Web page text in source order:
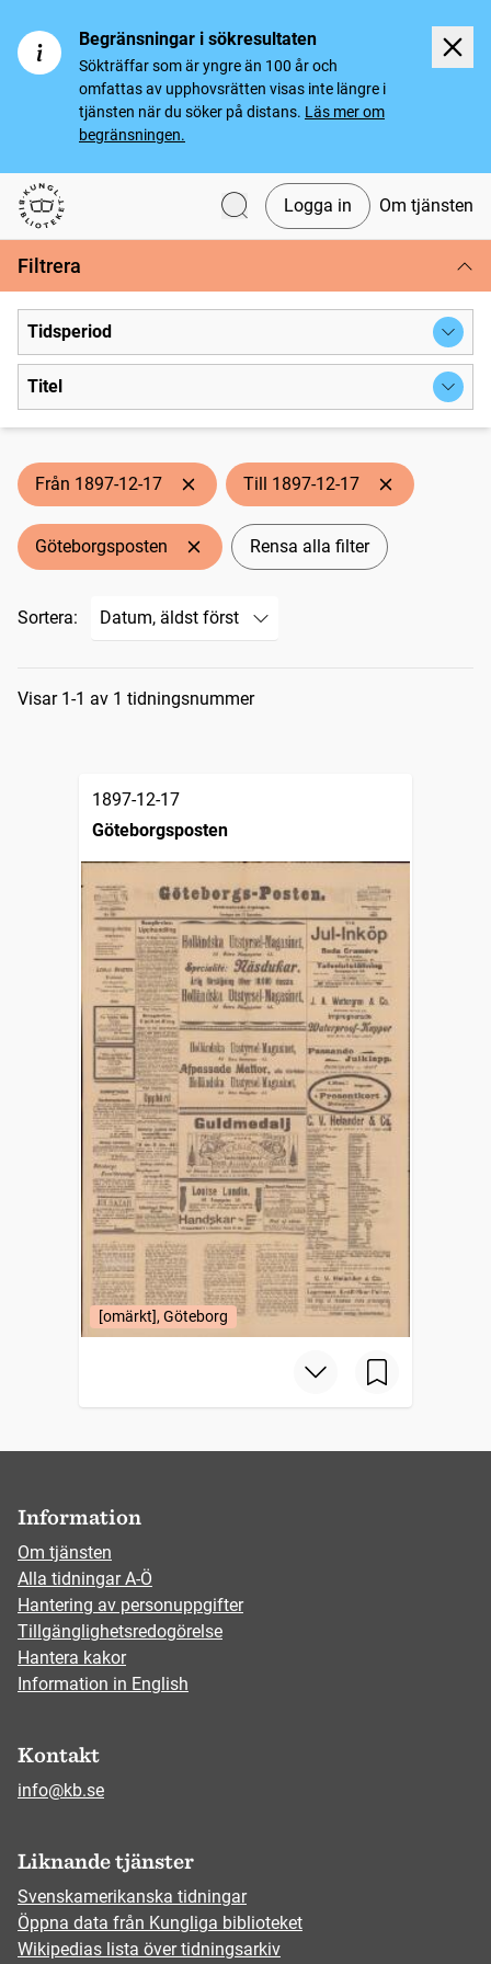
Begränsningar i sökresultaten
Sökträffar som är yngre än 100 år och
omfattas av upphovsrätten visas inte längre i
tjänsten när du söker på distans. Läs mer om
begränsningen.
Svenska tidningar
Logga in Om tjänsten
Filtrera
Tidsperiod
Titel
Från 1897-12-17 Till 1897-12-17
Göteborgsposten Rensa alla filter
Sortera:
Sökresultat
Visar 1-1 av 1 tidningsnummer
1897-12-17
Göteborgsposten
[omärkt], Göteborg
Information
Om tjänsten
Alla tidningar A-Ö
Hantering av personuppgifter
Tillgänglighetsredogörelse
Hantera kakor
Information in English
Kontakt
info@kb.se
Liknande tjänster
Svenskamerikanska tidningar
Öppna data från Kungliga biblioteket
Wikipedias lista över tidningsarkiv